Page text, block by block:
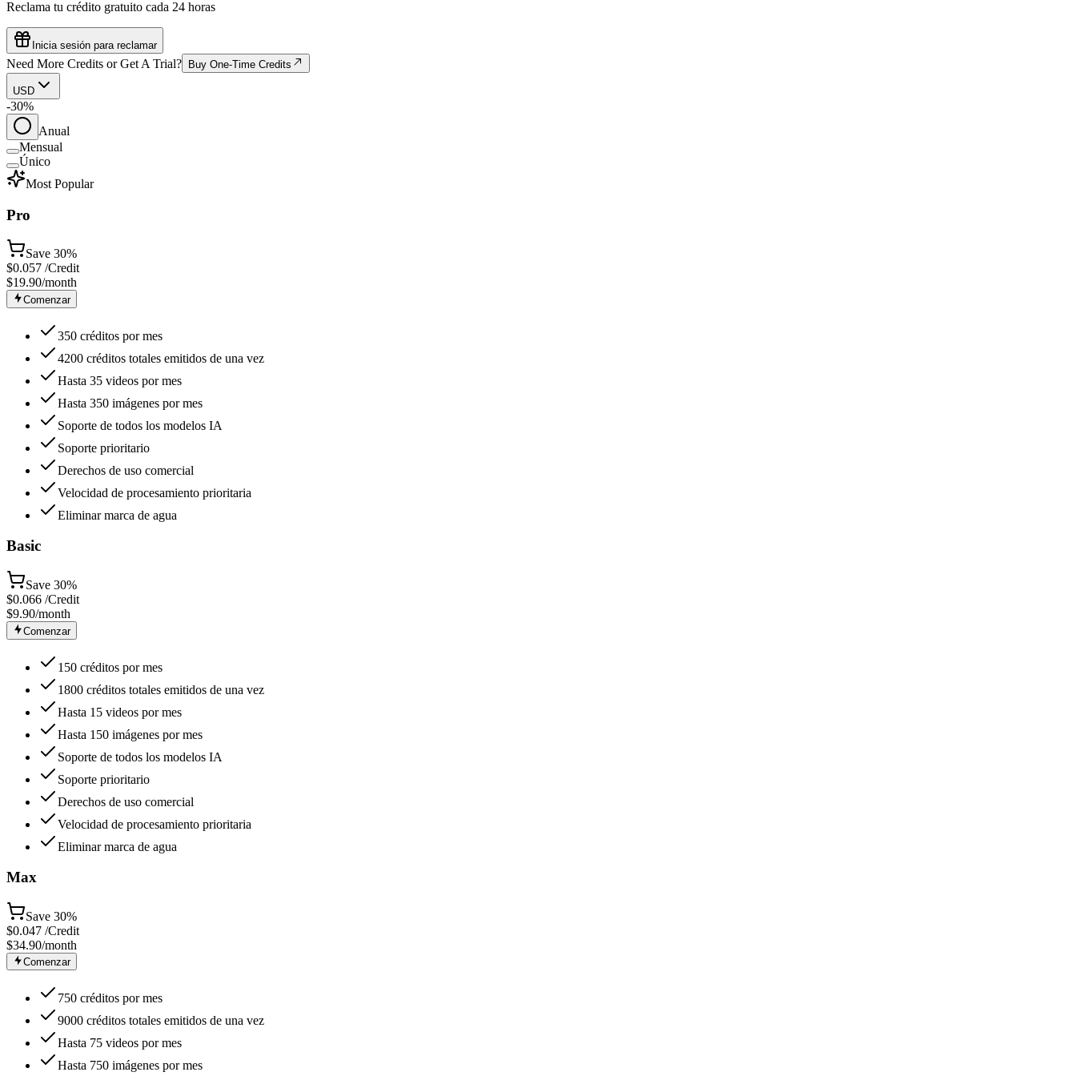
Reclama tu crédito gratuito cada 24 horas
Inicia sesión para reclamar
Need More Credits or Get A Trial? Buy One-Time Credits
USD
-30%
Anual
Mensual
Único
Most Popular
Pro
Save 30%
$0.057 /Credit
$19.90/month
Comenzar
350 créditos por mes
4200 créditos totales emitidos de una vez
Hasta 35 videos por mes
Hasta 350 imágenes por mes
Soporte de todos los modelos IA
Soporte prioritario
Derechos de uso comercial
Velocidad de procesamiento prioritaria
Eliminar marca de agua
Basic
Save 30%
$0.066 /Credit
$9.90/month
Comenzar
150 créditos por mes
1800 créditos totales emitidos de una vez
Hasta 15 videos por mes
Hasta 150 imágenes por mes
Soporte de todos los modelos IA
Soporte prioritario
Derechos de uso comercial
Velocidad de procesamiento prioritaria
Eliminar marca de agua
Max
Save 30%
$0.047 /Credit
$34.90/month
Comenzar
750 créditos por mes
9000 créditos totales emitidos de una vez
Hasta 75 videos por mes
Hasta 750 imágenes por mes